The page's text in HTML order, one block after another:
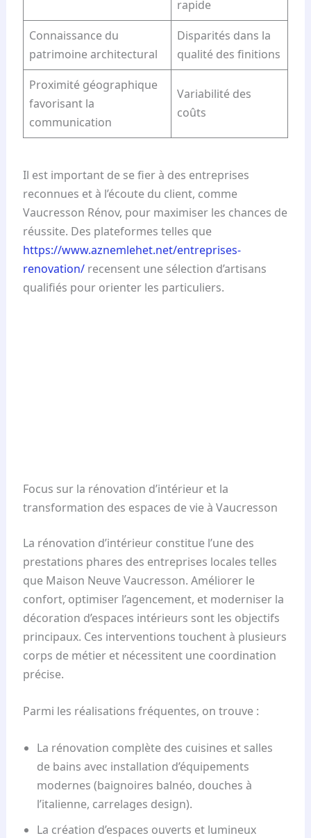
rapide
Connaissance du
patrimoine architectural
Disparités dans la
qualité des finitions
Proximité géographique
favorisant la
communication
Variabilité des
coûts
Il est important de se fier à des entreprises
reconnues et à l’écoute du client, comme
Vaucresson Rénov, pour maximiser les chances de
réussite. Des plateformes telles que
https://www.aznemlehet.net/entreprises-
renovation/recensent une sélection d’artisans
qualifiés pour orienter les particuliers.
Focus sur la rénovation d’intérieur et la
transformation des espaces de vie à Vaucresson
La rénovation d’intérieur constitue l’une des
prestations phares des entreprises locales telles
que Maison Neuve Vaucresson. Améliorer le
confort, optimiser l’agencement, et moderniser la
décoration d’espaces intérieurs sont les objectifs
principaux. Ces interventions touchent à plusieurs
corps de métier et nécessitent une coordination
précise.
Parmi les réalisations fréquentes, on trouve :
La rénovation complète des cuisines et salles
de bains avec installation d’équipements
modernes (baignoires balnéo, douches à
l’italienne, carrelages design).
La création d’espaces ouverts et lumineux